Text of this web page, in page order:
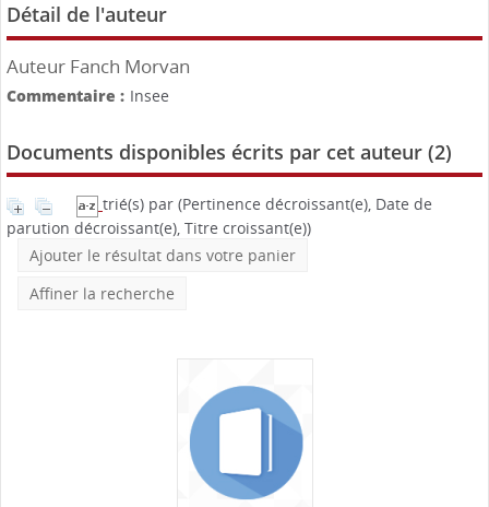
Détail de l'auteur
Auteur Fanch Morvan
Commentaire : Insee
Documents disponibles écrits par cet auteur (2)
trié(s) par (Pertinence décroissant(e), Date de
parution décroissant(e), Titre croissant(e))
Ajouter le résultat dans votre panier
Affiner la recherche